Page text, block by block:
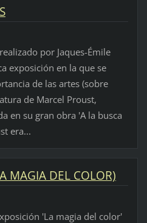
por Jaques-Émile
exposición en la que se
de las artes (sobre
de Marcel Proust,
en su gran obra 'A la busca
era...
MAGIA DEL COLOR)
'La magia del color'